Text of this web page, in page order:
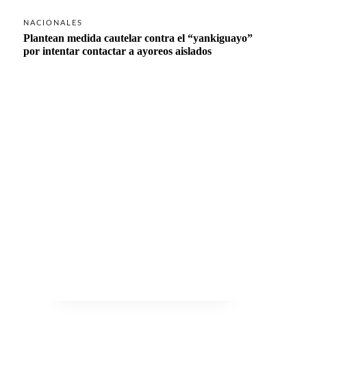
NACIONALES
Plantean medida cautelar contra el “yankiguayo”
por intentar contactar a ayoreos aislados